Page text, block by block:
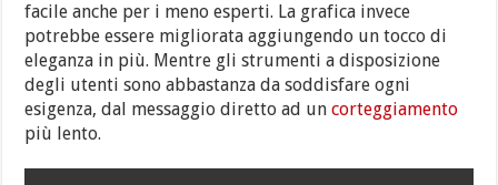
facile anche per i meno esperti. La grafica invece
potrebbe essere migliorata aggiungendo un tocco di
eleganza in più. Mentre gli strumenti a disposizione
degli utenti sono abbastanza da soddisfare ogni
esigenza, dal messaggio diretto ad un corteggiamento
più lento.